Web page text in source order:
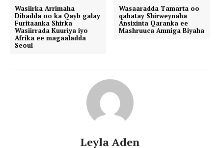
Wasiirka Arrimaha
Dibadda oo ka Qayb galay
Furitaanka Shirka
Wasiirrada Kuuriya iyo
Afrika ee magaaladda
Seoul
Wasaaradda Tamarta oo
qabatay Shirweynaha
Ansixinta Qaranka ee
Mashruuca Amniga Biyaha
Leyla Aden